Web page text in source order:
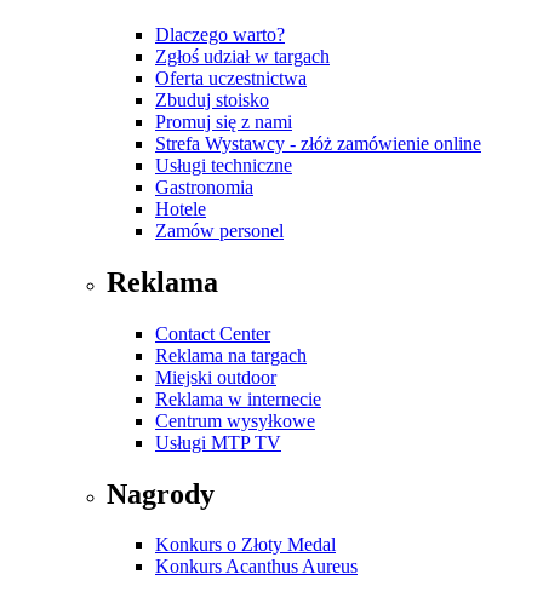
Dlaczego warto?
Zgłoś udział w targach
Oferta uczestnictwa
Zbuduj stoisko
Promuj się z nami
Strefa Wystawcy - złóż zamówienie online
Usługi techniczne
Gastronomia
Hotele
Zamów personel
Reklama
Contact Center
Reklama na targach
Miejski outdoor
Reklama w internecie
Centrum wysyłkowe
Usługi MTP TV
Nagrody
Konkurs o Złoty Medal
Konkurs Acanthus Aureus